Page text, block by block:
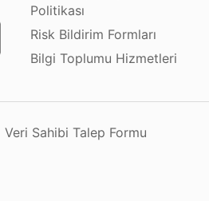
Politikası
Risk Bildirim Formları
Bilgi Toplumu Hizmetleri
Veri Sahibi Talep Formu